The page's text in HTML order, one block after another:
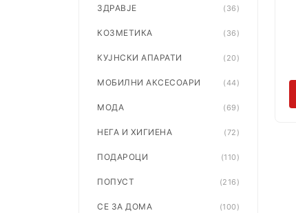
ЗДРАВЈЕ (36)
КОЗМЕТИКА (36)
КУЈНСКИ АПАРАТИ (20)
МОБИЛНИ АКСЕСОАРИ (44)
МОДА (69)
НЕГА И ХИГИЕНА (72)
ПОДАРОЦИ (110)
ПОПУСТ (216)
СЕ ЗА ДОМА (100)